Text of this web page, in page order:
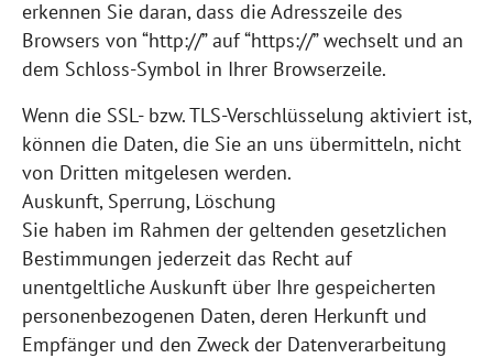
erkennen Sie daran, dass die Adresszeile des
Browsers von “http://” auf “https://” wechselt und an
dem Schloss-Symbol in Ihrer Browserzeile.
Wenn die SSL- bzw. TLS-Verschlüsselung aktiviert ist,
können die Daten, die Sie an uns übermitteln, nicht
von Dritten mitgelesen werden.
Auskunft, Sperrung, Löschung
Sie haben im Rahmen der geltenden gesetzlichen
Bestimmungen jederzeit das Recht auf
unentgeltliche Auskunft über Ihre gespeicherten
personenbezogenen Daten, deren Herkunft und
Empfänger und den Zweck der Datenverarbeitung